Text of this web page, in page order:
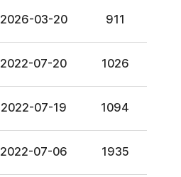
2026-03-20 911
2022-07-20 1026
2022-07-19 1094
2022-07-06 1935